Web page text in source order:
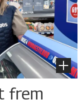
frem